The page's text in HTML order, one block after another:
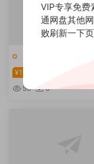
¥10
56 0
VIP专享免费
通网盘其他
败刷新一下